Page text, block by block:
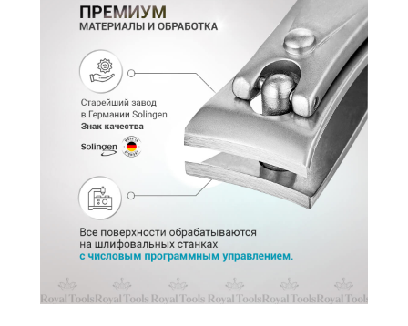
Получите 1000 рублей за
регистрацию в системе
привилегий